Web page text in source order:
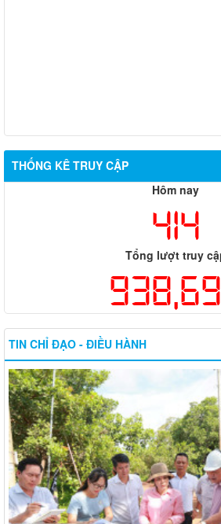
THỐNG KÊ TRUY CẬP
Hôm nay
414
Tổng lượt truy
TIN CHỈ ĐẠO - ĐIỀU HÀNH